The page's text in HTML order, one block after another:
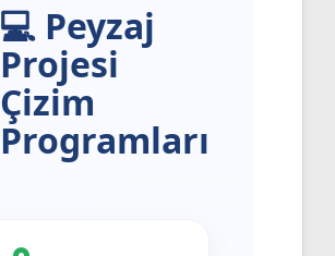
💻 Peyzaj
Projesi
Çizim
Programları